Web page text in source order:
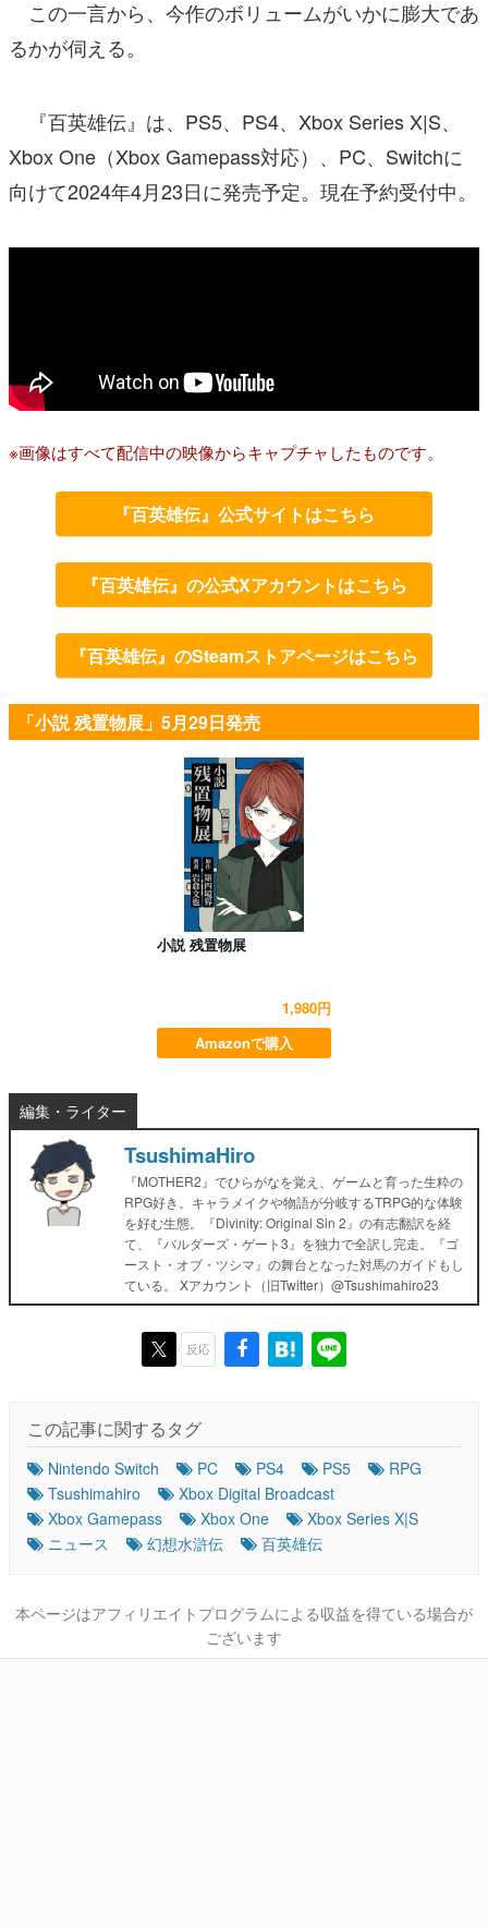
この一言から、今作のボリュームがいかに膨大であ
るかが伺える。
『百英雄伝』は、PS5、PS4、Xbox Series X|S、
Xbox One（Xbox Gamepass対応）、PC、Switchに
向けて2024年4月23日に発売予定。現在予約受付中。
※画像はすべて配信中の映像からキャプチャしたものです。
『百英雄伝』公式サイトはこちら
『百英雄伝』の公式Xアカウントはこちら
『百英雄伝』のSteamストアページはこちら
「小説 残置物展」5月29日発売
小説 残置物展
1,980円
Amazonで購入
編集・ライター
TsushimaHiro
『MOTHER2』でひらがなを覚え、ゲームと育った生粋の
RPG好き。キャラメイクや物語が分岐するTRPG的な体験
を好む生態。『Divinity: Original Sin 2』の有志翻訳を経
て、『バルダーズ・ゲート3』を独力で全訳し完走。『ゴ
ースト・オブ・ツシマ』の舞台となった対馬のガイドもし
ている。 Xアカウント（旧Twitter）@Tsushimahiro23
反応
この記事に関するタグ
Nintendo Switch PC PS4 PS5
RPG
Tsushimahiro
Xbox Digital Broadcast
Xbox Gamepass
Xbox One
Xbox Series X|S
ニュース
幻想水滸伝 百英雄伝
本ページはアフィリエイトプログラムによる収益を得ている場合が
ございます